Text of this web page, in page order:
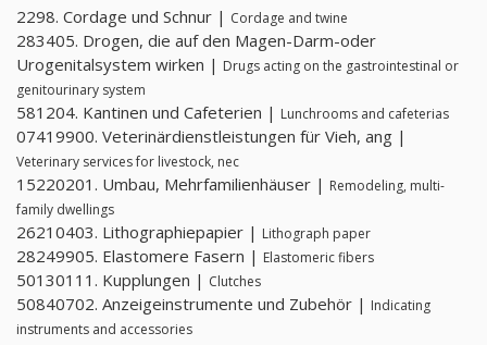
2298. Cordage und Schnur | Cordage and twine
283405. Drogen, die auf den Magen-Darm-oder
Urogenitalsystem wirken | Drugs acting on the gastrointestinal or
genitourinary system
581204. Kantinen und Cafeterien | Lunchrooms and cafeterias
07419900. Veterinärdienstleistungen für Vieh, ang |
Veterinary services for livestock, nec
15220201. Umbau, Mehrfamilienhäuser | Remodeling, multi-
family dwellings
26210403. Lithographiepapier | Lithograph paper
28249905. Elastomere Fasern | Elastomeric fibers
50130111. Kupplungen | Clutches
50840702. Anzeigeinstrumente und Zubehör | Indicating
instruments and accessories